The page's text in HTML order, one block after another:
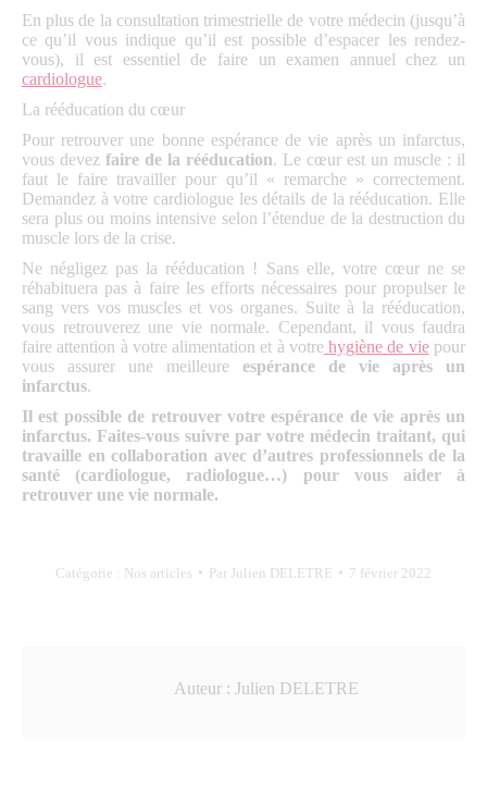
En plus de la consultation trimestrielle de votre médecin (jusqu’à
ce qu’il vous indique qu’il est possible d’espacer les rendez-
vous), il est essentiel de faire un examen annuel chez un
cardiologue.
La rééducation du cœur
Pour retrouver une bonne espérance de vie après un infarctus,
vous devez faire de la rééducation. Le cœur est un muscle : il
faut le faire travailler pour qu’il « remarche » correctement.
Demandez à votre cardiologue les détails de la rééducation. Elle
sera plus ou moins intensive selon l’étendue de la destruction du
muscle lors de la crise.
Ne négligez pas la rééducation ! Sans elle, votre cœur ne se
réhabituera pas à faire les efforts nécessaires pour propulser le
sang vers vos muscles et vos organes. Suite à la rééducation,
vous retrouverez une vie normale. Cependant, il vous faudra
faire attention à votre alimentation et à votrehygiène de viepour
vous assurer une meilleure espérance de vie après un
infarctus.
Il est possible de retrouver votre espérance de vie après un
infarctus. Faites-vous suivre par votre médecin traitant, qui
travaille en collaboration avec d’autres professionnels de la
santé (cardiologue, radiologue…) pour vous aider à
retrouver une vie normale.
Catégorie : Nos articles Par Julien DELETRE 7 février 2022
Auteur : Julien DELETRE